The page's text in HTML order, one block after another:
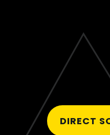
DIRECT